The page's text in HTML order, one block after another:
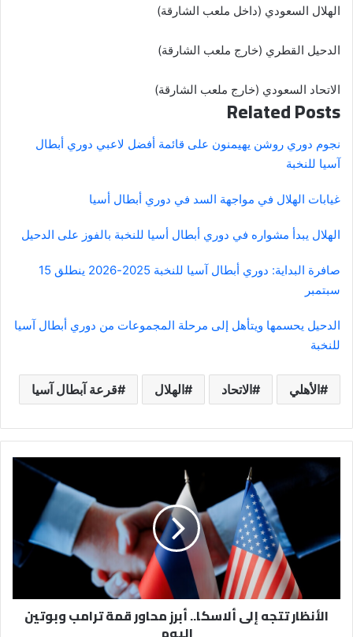
الهلال السعودي (داخل ملعب الشارقة)
الدحيل القطري (خارج ملعب الشارقة)
الاتحاد السعودي (خارج ملعب الشارقة)
Related Posts
نجوم دوري روشن يهيمنون على قائمة أفضل لاعبي دوري أبطال
آسيا للنخبة
غيابات الهلال في مواجهة السد في دوري أبطال أسيا
الهلال يبدأ مشواره في دوري أبطال أسيا للنخبة بالفوز على الدحيل
صافرة البداية: دوري أبطال آسيا للنخبة 2025-2026 ينطلق 15
سبتمبر
الدحيل يحسمها ويتأهل إلى مرحلة المجموعات من دوري أبطال آسيا
للنخبة
الأهلي الاتحاد الهلال قرعة آبطال آسيا
الأنظار
تتجه
أبرز
محاور
وبوتين
اليومالأنظار تتجه إلى ألاسكا.. أبرز محاور قمة ترامب وبوتين